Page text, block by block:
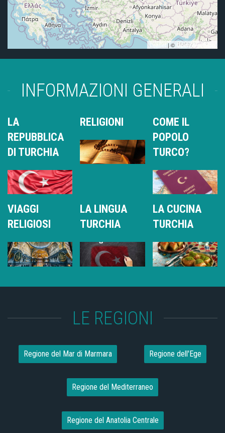
Leaflet | © OpenStreetMap
INFORMAZIONI GENERALI
LA
REPUBBLICA
DI TURCHIA
RELIGIONI
COME IL
POPOLO
TURCO?
VIAGGI
RELIGIOSI
LA LINGUA
TURCHIA
LA CUCINA
TURCHIA
LE REGIONI
Regione del Mar di Marmara Regione dell'Ege
Regione del Mediterraneo
Regione del Anatolia Centrale